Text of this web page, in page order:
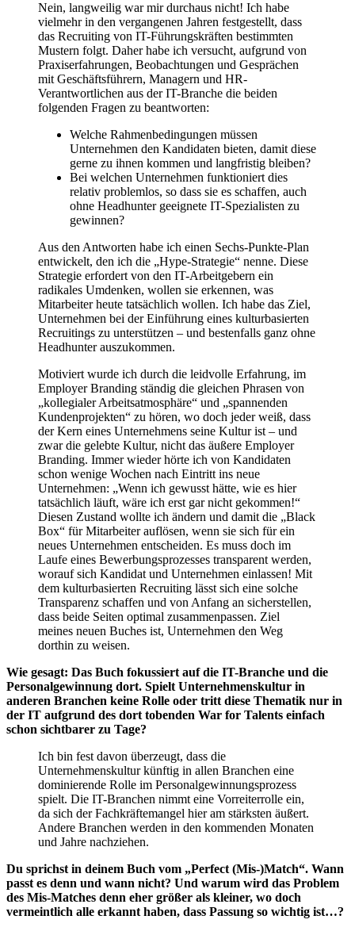
Nein, langweilig war mir durchaus nicht! Ich habe
vielmehr in den vergangenen Jahren festgestellt, dass
das Recruiting von IT-Führungskräften bestimmten
Mustern folgt. Daher habe ich versucht, aufgrund von
Praxiserfahrungen, Beobachtungen und Gesprächen
mit Geschäftsführern, Managern und HR-
Verantwortlichen aus der IT-Branche die beiden
folgenden Fragen zu beantworten:
Welche Rahmenbedingungen müssen
Unternehmen den Kandidaten bieten, damit diese
gerne zu ihnen kommen und langfristig bleiben?
Bei welchen Unternehmen funktioniert dies
relativ problemlos, so dass sie es schaffen, auch
ohne Headhunter geeignete IT-Spezialisten zu
gewinnen?
Aus den Antworten habe ich einen Sechs-Punkte-Plan
entwickelt, den ich die „Hype-Strategie“ nenne. Diese
Strategie erfordert von den IT-Arbeitgebern ein
radikales Umdenken, wollen sie erkennen, was
Mitarbeiter heute tatsächlich wollen. Ich habe das Ziel,
Unternehmen bei der Einführung eines kulturbasierten
Recruitings zu unterstützen – und bestenfalls ganz ohne
Headhunter auszukommen.
Motiviert wurde ich durch die leidvolle Erfahrung, im
Employer Branding ständig die gleichen Phrasen von
„kollegialer Arbeitsatmosphäre“ und „spannenden
Kundenprojekten“ zu hören, wo doch jeder weiß, dass
der Kern eines Unternehmens seine Kultur ist – und
zwar die gelebte Kultur, nicht das äußere Employer
Branding. Immer wieder hörte ich von Kandidaten
schon wenige Wochen nach Eintritt ins neue
Unternehmen: „Wenn ich gewusst hätte, wie es hier
tatsächlich läuft, wäre ich erst gar nicht gekommen!“
Diesen Zustand wollte ich ändern und damit die „Black
Box“ für Mitarbeiter auflösen, wenn sie sich für ein
neues Unternehmen entscheiden. Es muss doch im
Laufe eines Bewerbungsprozesses transparent werden,
worauf sich Kandidat und Unternehmen einlassen! Mit
dem kulturbasierten Recruiting lässt sich eine solche
Transparenz schaffen und von Anfang an sicherstellen,
dass beide Seiten optimal zusammenpassen. Ziel
meines neuen Buches ist, Unternehmen den Weg
dorthin zu weisen.
Wie gesagt: Das Buch fokussiert auf die IT-Branche und die
Personalgewinnung dort. Spielt Unternehmenskultur in
anderen Branchen keine Rolle oder tritt diese Thematik nur in
der IT aufgrund des dort tobenden War for Talents einfach
schon sichtbarer zu Tage?
Ich bin fest davon überzeugt, dass die
Unternehmenskultur künftig in allen Branchen eine
dominierende Rolle im Personalgewinnungsprozess
spielt. Die IT-Branchen nimmt eine Vorreiterrolle ein,
da sich der Fachkräftemangel hier am stärksten äußert.
Andere Branchen werden in den kommenden Monaten
und Jahre nachziehen.
Du sprichst in deinem Buch vom „Perfect (Mis-)Match“. Wann
passt es denn und wann nicht? Und warum wird das Problem
des Mis-Matches denn eher größer als kleiner, wo doch
vermeintlich alle erkannt haben, dass Passung so wichtig ist…?